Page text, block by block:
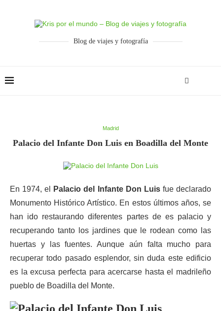
Blog de viajes y fotografía
Madrid
Palacio del Infante Don Luis en Boadilla del Monte
En 1974, el Palacio del Infante Don Luisfue declarado
Monumento Histórico Artístico. En estos últimos años, se
han ido restaurando diferentes partes de es palacio y
recuperando tanto los jardines que le rodean como las
huertas y las fuentes. Aunque aún falta mucho para
recuperar todo pasado esplendor, sin duda este edificio
es la excusa perfecta para acercarse hasta el madrileño
pueblo de Boadilla del Monte.